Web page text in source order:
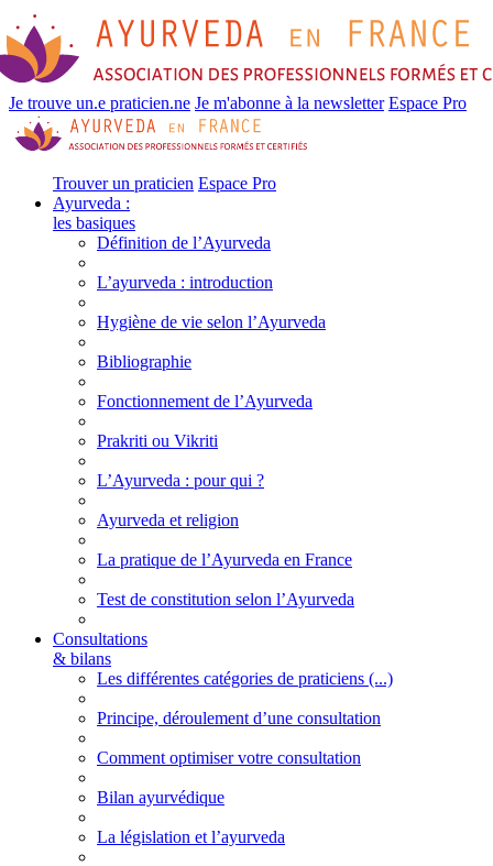
Je trouve un.e praticien.ne Je m'abonne à la newsletter Espace Pro
Trouver un praticien Espace Pro
Ayurveda :
les basiques
Définition de l’Ayurveda
L’ayurveda : introduction
Hygiène de vie selon l’Ayurveda
Bibliographie
Fonctionnement de l’Ayurveda
Prakriti ou Vikriti
L’Ayurveda : pour qui ?
Ayurveda et religion
La pratique de l’Ayurveda en France
Test de constitution selon l’Ayurveda
Consultations
& bilans
Les différentes catégories de praticiens (...)
Principe, déroulement d’une consultation
Comment optimiser votre consultation
Bilan ayurvédique
La législation et l’ayurveda